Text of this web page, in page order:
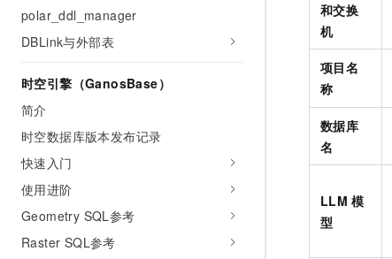
polar_ddl_manager
DBLink与外部表
时空引擎（GanosBase）
简介
时空数据库版本发布记录
快速入门
使用进阶
Geometry SQL参考
Raster SQL参考
和交换
机
项目名
称
数据库
名
LLM 模
型